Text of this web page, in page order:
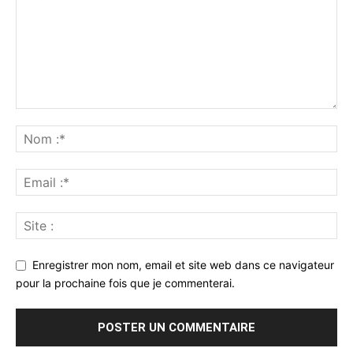
Enregistrer mon nom, email et site web dans ce navigateur
pour la prochaine fois que je commenterai.